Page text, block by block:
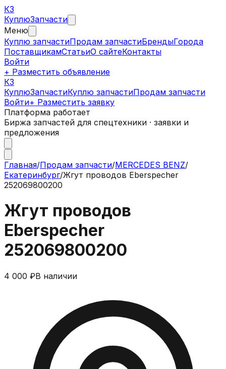
КЗ
КуплюЗапчасти
Меню
Куплю запчастиПродам запчастиБрендыГорода
ПоставщикамСтатьиО сайтеКонтакты
Войти
+ Разместить объявление
КЗ
КуплюЗапчастиКуплю запчастиПродам запчасти
Войти+ Разместить заявку
Платформа работает
Биржа запчастей для спецтехники · заявки и
предложения
Главная/Продам запчасти/MERCEDES BENZ/
Екатеринбург/Жгут проводов Eberspecher
252069800200
Жгут проводов
Eberspecher
252069800200
4 000 ₽В наличии